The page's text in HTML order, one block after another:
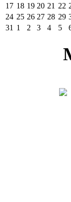
17 18 19 20 21 22
24 25 26 27 28 29
31 1 2 3 4 5